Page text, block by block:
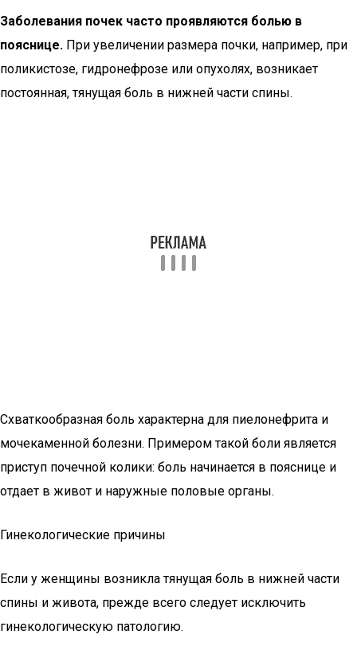
Заболевания почек часто проявляются болью в
пояснице. При увеличении размера почки, например, при
поликистозе, гидронефрозе или опухолях, возникает
постоянная, тянущая боль в нижней части спины.
Схваткообразная боль характерна для пиелонефрита и
мочекаменной болезни. Примером такой боли является
приступ почечной колики: боль начинается в пояснице и
отдает в живот и наружные половые органы.
Гинекологические причины
Если у женщины возникла тянущая боль в нижней части
спины и живота, прежде всего следует исключить
гинекологическую патологию.